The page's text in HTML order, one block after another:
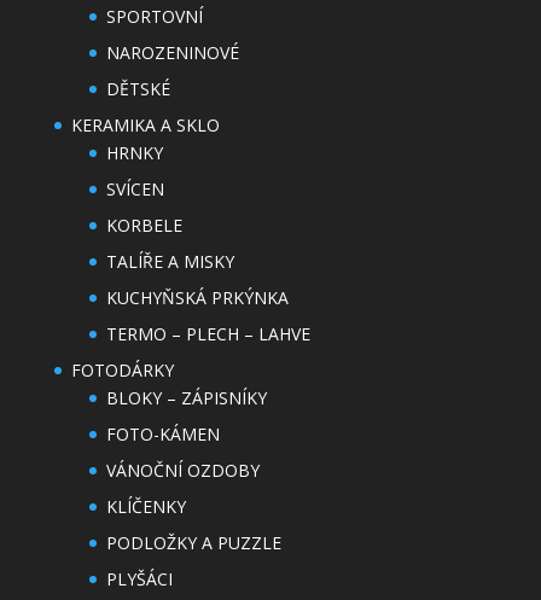
SPORTOVNÍ
NAROZENINOVÉ
DĚTSKÉ
KERAMIKA A SKLO
HRNKY
SVÍCEN
KORBELE
TALÍŘE A MISKY
KUCHYŇSKÁ PRKÝNKA
TERMO – PLECH – LAHVE
FOTODÁRKY
BLOKY – ZÁPISNÍKY
FOTO-KÁMEN
VÁNOČNÍ OZDOBY
KLÍČENKY
PODLOŽKY A PUZZLE
PLYŠÁCI